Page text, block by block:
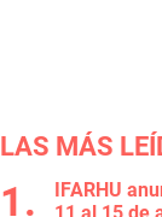
LAS MÁS
IFARHU